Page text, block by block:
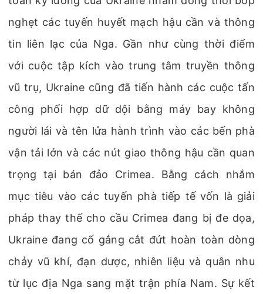
nghẹt các tuyến huyết mạch hậu cần và thông
tin liên lạc của Nga. Gần như cùng thời điểm
với cuộc tập kích vào trung tâm truyền thông
vũ trụ, Ukraine cũng đã tiến hành các cuộc tấn
công phối hợp dữ dội bằng máy bay không
người lái và tên lửa hành trình vào các bến phà
vận tải lớn và các nút giao thông hậu cần quan
trọng tại bán đảo Crimea. Bằng cách nhắm
mục tiêu vào các tuyến phà tiếp tế vốn là giải
pháp thay thế cho cầu Crimea đang bị đe dọa,
Ukraine đang cố gắng cắt đứt hoàn toàn dòng
chảy vũ khí, đạn dược, nhiên liệu và quân nhu
từ lục địa Nga sang mặt trận phía Nam. Sự kết